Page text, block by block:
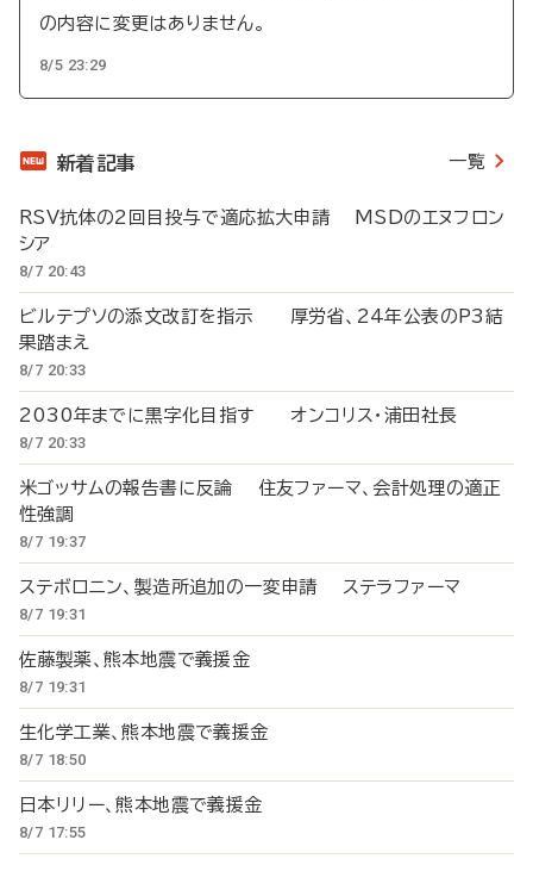
の内容に変更はありません。
8/5 23:29
新着記事 一覧
RSV抗体の2回目投与で適応拡大申請 MSDのエヌフロン
シア
8/7 20:43
ビルテプソの添文改訂を指示 厚労省、24年公表のP3結
果踏まえ
8/7 20:33
2030年までに黒字化目指す オンコリス・浦田社長
8/7 20:33
米ゴッサムの報告書に反論 住友ファーマ、会計処理の適正
性強調
8/7 19:37
ステボロニン、製造所追加の一変申請 ステラファーマ
8/7 19:31
佐藤製薬、熊本地震で義援金
8/7 19:31
生化学工業、熊本地震で義援金
8/7 18:50
日本リリー、熊本地震で義援金
8/7 17:55